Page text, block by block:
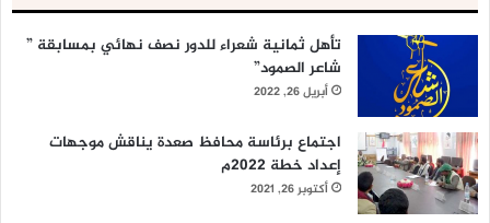
تأهل ثمانية شعراء للدور نصف نهائي بمسابقة ”
شاعر الصمود”
أبريل 26, 2022
اجتماع برئاسة محافظ صعدة يناقش موجهات
إعداد خطة 2022م
أكتوبر 26, 2021